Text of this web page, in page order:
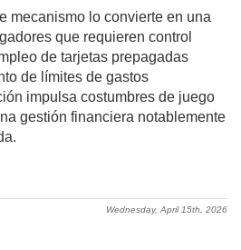
mecanismo lo convierte en una
que requieren control
de tarjetas prepagadas
de límites de gastos
impulsa costumbres de juego
gestión financiera notablemente
Wednesday, April 15th, 2026